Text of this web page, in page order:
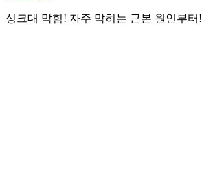
싱크대 막힘! 자주 막히는 근본 원인부터!